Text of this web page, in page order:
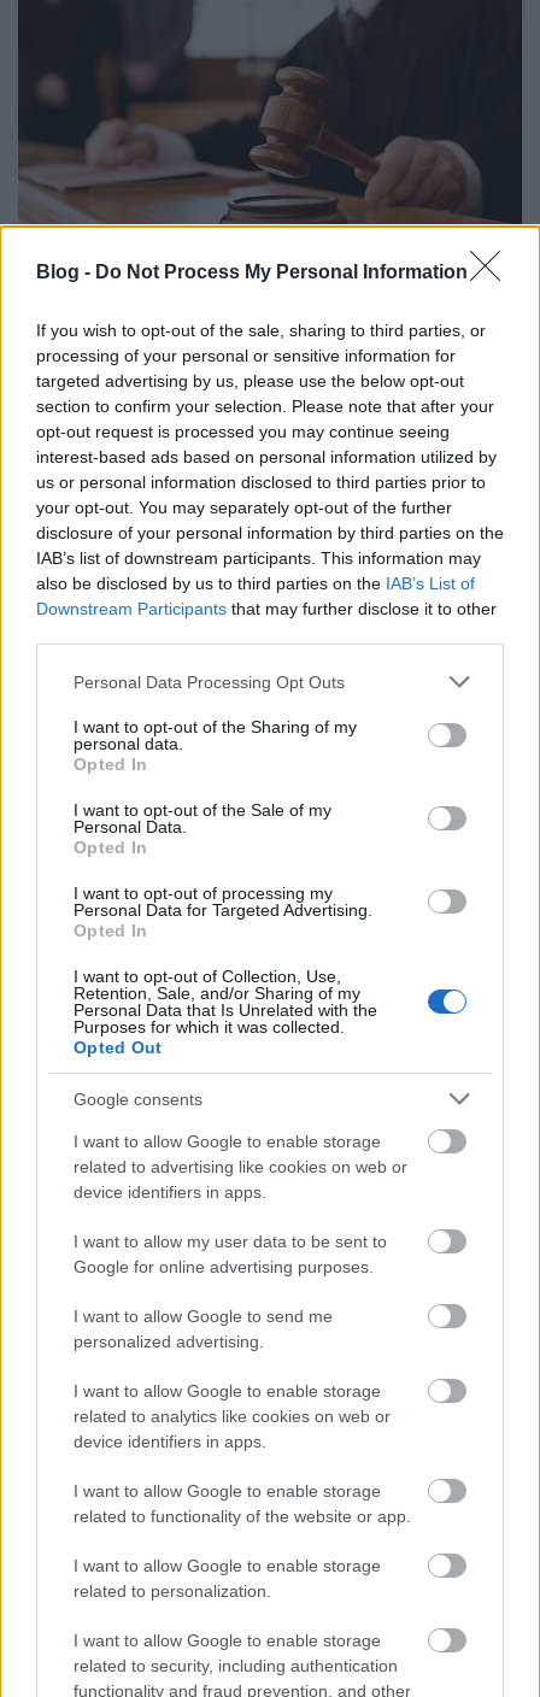
Blog - Do Not Process My Personal Information
If you wish to opt-out of the sale, sharing to third parties, or
processing of your personal or sensitive information for
targeted advertising by us, please use the below opt-out
section to confirm your selection. Please note that after your
opt-out request is processed you may continue seeing
interest-based ads based on personal information utilized by
us or personal information disclosed to third parties prior to
your opt-out. You may separately opt-out of the further
disclosure of your personal information by third parties on the
IAB’s list of downstream participants. This information may
also be disclosed by us to third parties on the IAB’s List of
Downstream Participants that may further disclose it to other
Please note that this website/app uses one or more Google
not limited to your visit or usage behaviour. You may click to
grant or deny consent to Google and its third-party tags to
use your data for below specified purposes in below Google
consent section.
Personal Data Processing Opt Outs
I want to opt-out of the Sharing of my
personal data.
Opted In
I want to opt-out of the Sale of my
Personal Data.
Opted In
I want to opt-out of processing my
Personal Data for Targeted Advertising.
Opted In
I want to opt-out of Collection, Use,
Retention, Sale, and/or Sharing of my
Personal Data that Is Unrelated with the
Purposes for which it was collected.
Opted Out
Google consents
I want to allow Google to enable storage
related to advertising like cookies on web or
device identifiers in apps.
I want to allow my user data to be sent to
Google for online advertising purposes.
I want to allow Google to send me
personalized advertising.
I want to allow Google to enable storage
related to analytics like cookies on web or
device identifiers in apps.
I want to allow Google to enable storage
related to functionality of the website or app.
I want to allow Google to enable storage
related to personalization.
I want to allow Google to enable storage
related to security, including authentication
functionality and fraud prevention, and other
Bevallották a bírák, hogy nincs
Spectra 2016. március 01.
A hvg.hu kérdésére több bíró is bevallotta, hogy már
rég nem lehetnek függetlenek munkájukban.
Beszámolóik szerint mindent áthat a karrierféltés és
a megfelelési kényszer. Ez pedig elég sok mindent
megmagyaráz az utóbbi évek megkérdőjelezgető
ítéleteivel kapcsolatban.
A végén még kiderül, hogy Simon
Gábor sem korrupt
Mi lenne pl. Rogánnal, ha mindenkit
felelősségre vonnának a hiányos
vagyonnyilatkozata miatt? És mi lenne akár
Szijjártóval, ha mindenki vagyonának eredetét
firtatni kezdené az ügyészség?
•2015. december 17.
Szabadon engedhetik Simon Gábort, az MSZP volt
elnökhelyettesét. A napokban derült ki, hogy bár
miatt, feloldották bécsi számlája zárolását, és svájci
számlájának rejtélye is megoldódhat. Úgy tűnik,
Orbán ügyészségének…